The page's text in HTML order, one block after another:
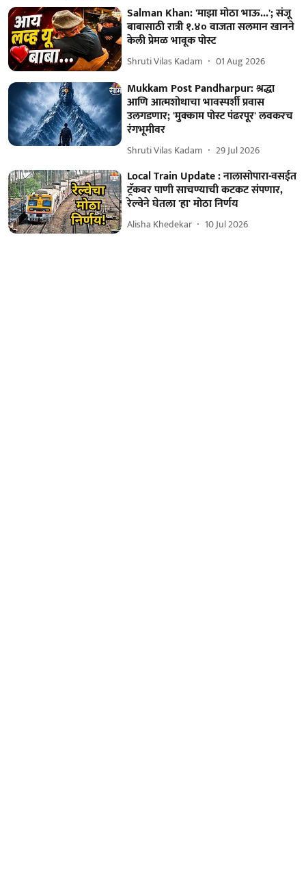
Salman Khan: 'माझा मोठा भाऊ...'; संजू
बाबासाठी रात्री १.४० वाजता सलमान खानने
केली प्रेमळ भावूक पोस्ट
Shruti Vilas Kadam 01 Aug 2026
Mukkam Post Pandharpur: श्रद्धा
आणि आत्मशोधाचा भावस्पर्शी प्रवास
उलगडणार; 'मुक्काम पोस्ट पंढरपूर' लवकरच
रंगभूमीवर
Shruti Vilas Kadam 29 Jul 2026
Local Train Update : नालासोपारा-वसईत
ट्रॅकवर पाणी साचण्याची कटकट संपणार,
रेल्वेने घेतला 'हा' मोठा निर्णय
Alisha Khedekar 10 Jul 2026